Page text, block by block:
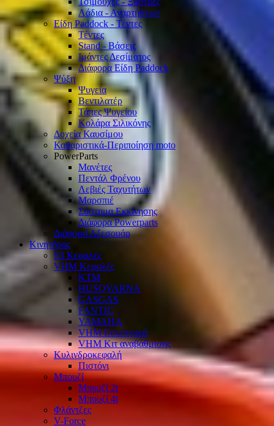
Λάδια - Αναρτήσεων
Είδη Paddock - Τέντες
Τέντες
Stand - Βάσεις
Ιμάντες Δεσίματος
Διάφορα Είδη Paddock
Ψύξη
Ψυγεία
Βεντιλατέρ
Τάπες Ψυγείου
Κολάρα Σιλικόνης
Δοχεία Καυσίμου
Καθαριστικά-Περιποίηση moto
PowerParts
Μανέτες
Πεντάλ Φρένου
Λεβιές Ταχυτήτων
Μαρσπιέ
Σύστημα Εκκίνησης
Διάφορα Powerparts
Διάφορα Αξεσουάρ
Κινητήρας
S3 Κεφαλές
VHM Κεφαλές
KTM
HUSQVARNA
GASGAS
FANTIC
YAMAHA
VHM Εσωτερικά
VHM Κιτ αναβάθμισης
Κυλινδροκεφαλή
Πιστόνι
Μπουζί
Μπουζί 2t
Μπουζί 4t
Φλάντζες
V-Force